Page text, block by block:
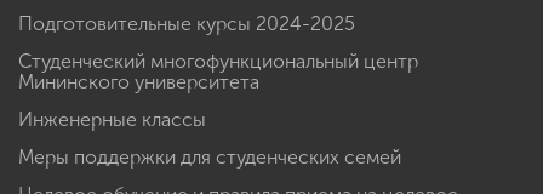
Подготовительные курсы 2024-2025
Студенческий многофункциональный центр
Мининского университета
Инженерные классы
Меры поддержки для студенческих семей